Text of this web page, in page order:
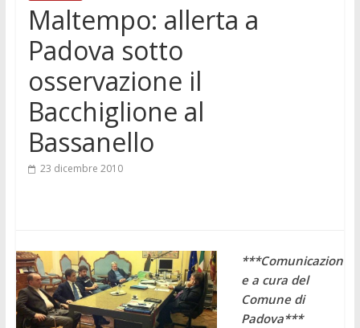
Maltempo: allerta a
Padova sotto
osservazione il
Bacchiglione al
Bassanello
23 dicembre 2010
***Comunicazion
e a cura del
Comune di
Padova***